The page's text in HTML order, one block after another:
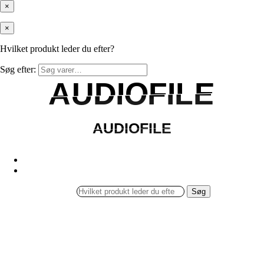
×
×
Hvilket produkt leder du efter?
Søg efter:
AUDIOFILE
AUDIOFILE
AUDIOFILE
AUDIOFILE
Søg